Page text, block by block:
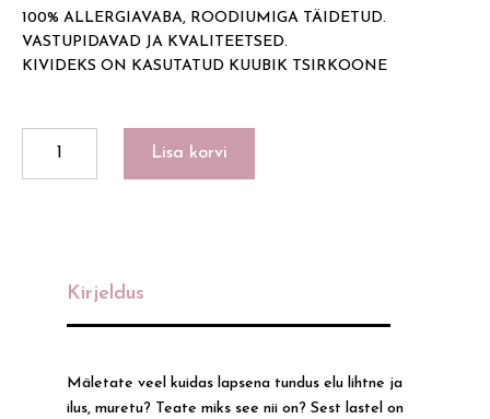
100% ALLERGIAVABA, ROODIUMIGA TÄIDETUD.
VASTUPIDAVAD JA KVALITEETSED.
KIVIDEKS ON KASUTATUD KUUBIK TSIRKOONE
kogus
Lisa korvi
Kirjeldus
Mäletate veel kuidas lapsena tundus elu lihtne ja
ilus, muretu? Teate miks see nii on? Sest lastel on